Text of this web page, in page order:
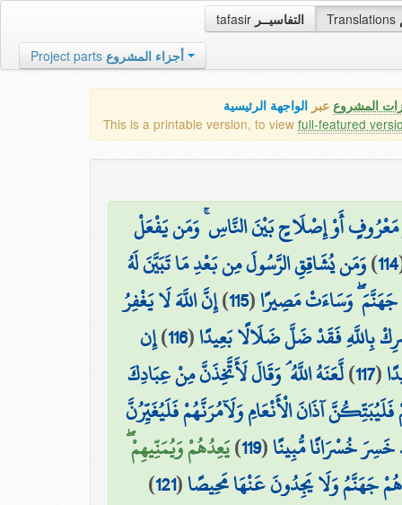
tafasir التفاسيــر Translations
Project parts أجزاء المشروع
المشروع عبر الواجهة الرئيسية
This is a printable version, to view full-featured
مَعْرُوفٍ أَوْ إِصْلَاحٍ بَيْنَ النَّاسِ ۚ وَمَن يَفْعَلْ
114
)وَمَن يُشَاقِقِ الرَّسُولَ مِن بَعْدِ مَا تَبَيَّنَ لَهُ
جَهَنَّمَ ۖ وَسَاءَتْ مَصِيرًا(
115
)إِنَّ اللَّهَ لَا يَغْفِرُ
بِاللَّهِ فَقَدْ ضَلَّ ضَلَالًا بَعِيدًا(
116
)إِن
(
117
)لَّعَنَهُ اللَّهُ ۘ وَقَالَ لَأَتَّخِذَنَّ مِنْ عِبَادِكَ
آذَانَ الْأَنْعَامِ وَلَآمُرَنَّهُمْ فَلَيُغَيِّرُنَّ
خُسْرَانًا مُّبِينًا(
119
)يَعِدُهُمْ وَيُمَنِّيهِمْ ۖ
جَهَنَّمُ وَلَا يَجِدُونَ عَنْهَا مَحِيصًا(
121
)